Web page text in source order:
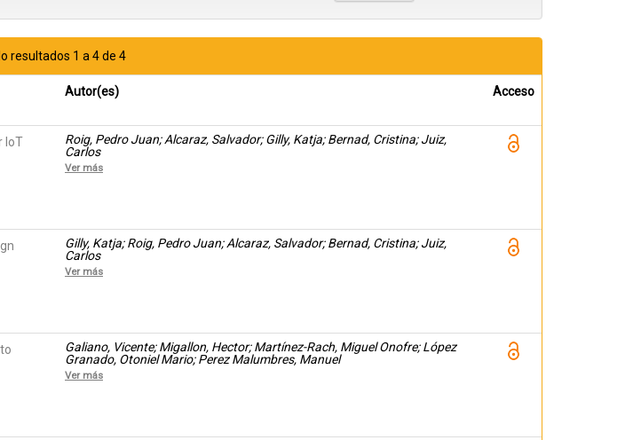
resultados 1 a 4 de 4
Autor(es) Acceso
IoT
Roig, Pedro Juan; Alcaraz, Salvador; Gilly, Katja; Bernad, Cristina; Juiz,
Carlos
Ver más
Gilly, Katja; Roig, Pedro Juan; Alcaraz, Salvador; Bernad, Cristina; Juiz,
Carlos
Ver más
Galiano, Vicente; Migallon, Hector; Martínez-Rach, Miguel Onofre; López
Granado, Otoniel Mario; Perez Malumbres, Manuel
Ver más